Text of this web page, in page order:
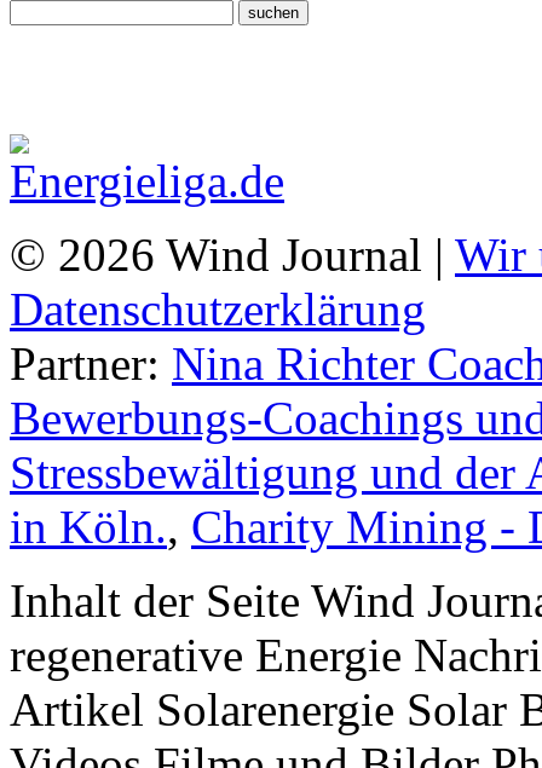
© 2026 Wind Journal | Wir
Datenschutzerklärung
Partner: Nina Richter
Bewerbungs-Coachings
Stressbewältigung und
in Köln., Charity Mining -
Inhalt der Seite Wind
regenerative Energie
Artikel Solarenergie Solar